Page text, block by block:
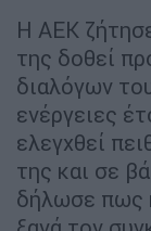
Η ΑΕΚ
της δοθεί
διαλόγων
ενέργειες
ελεγχθεί
της και σε
δήλωσε πως